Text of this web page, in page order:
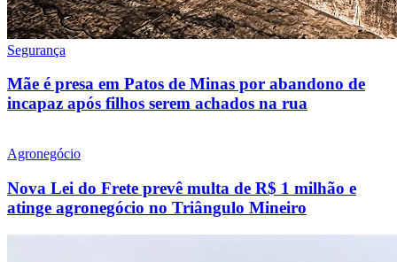
Segurança
Mãe é presa em Patos de Minas por abandono de
incapaz após filhos serem achados na rua
Agronegócio
Nova Lei do Frete prevê multa de R$ 1 milhão e
atinge agronegócio no Triângulo Mineiro